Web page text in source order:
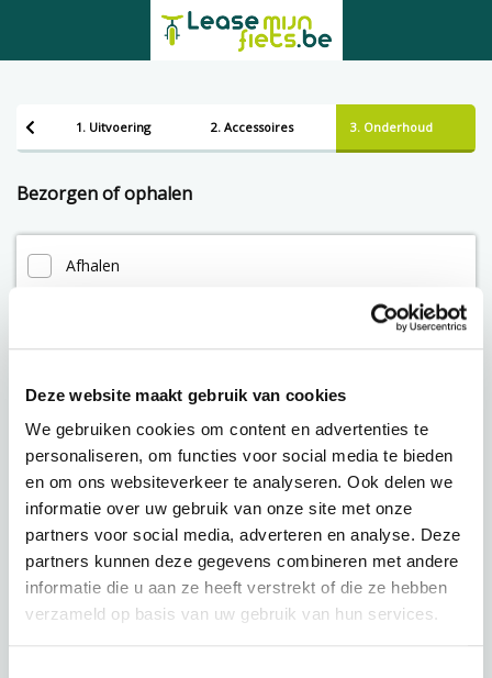
Deze website maakt gebruik van cookies
We gebruiken cookies om content en advertenties te
personaliseren, om functies voor social media te bieden
en om ons websiteverkeer te analyseren. Ook delen we
informatie over uw gebruik van onze site met onze
partners voor social media, adverteren en analyse. Deze
partners kunnen deze gegevens combineren met andere
informatie die u aan ze heeft verstrekt of die ze hebben
verzameld op basis van uw gebruik van hun services.
1. Uitvoering 2. Accessoires 3. Onderhoud
Bezorgen of ophalen
Afhalen
Lening op afbetaling bij Lease-mijn-fiets.be